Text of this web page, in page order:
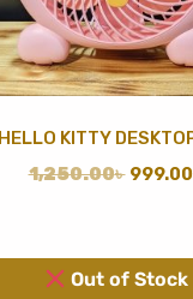
HELLO KITTY
1,250.00৳ 999.00
Out of Stock